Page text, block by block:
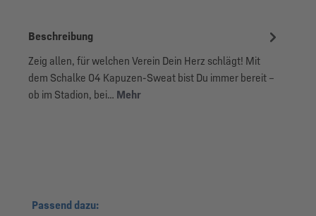
Beschreibung
Zeig allen, für welchen Verein Dein Herz schlägt! Mit
dem Schalke 04 Kapuzen-Sweat bist Du immer bereit –
ob im Stadion, bei… Mehr
Produktgalerie überspringen
Passend dazu: